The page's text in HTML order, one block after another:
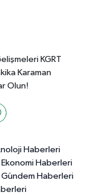
KGRT
Karaman
Olun!
Haberleri
Ekonomi Haberleri
Gündem Haberleri